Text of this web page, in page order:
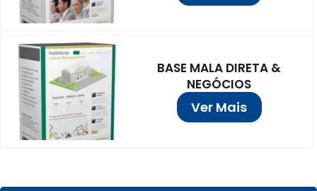
BASE MALA DIRETA &
NEGÓCIOS
Ver Mais